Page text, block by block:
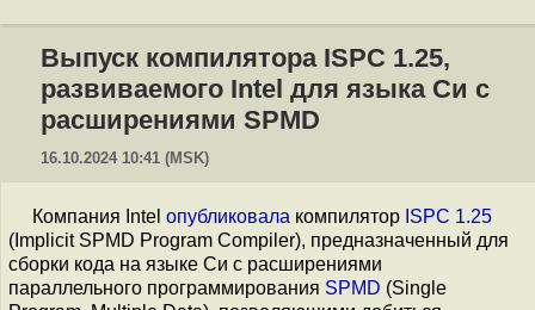
Выпуск компилятора ISPC 1.25,
развиваемого Intel для языка Си с
расширениями SPMD
16.10.2024 10:41 (MSK)
Компания Intel опубликовала компилятор ISPC 1.25
(Implicit SPMD Program Compiler), предназначенный для
сборки кода на языке Си с расширениями
параллельного программирования SPMD (Single